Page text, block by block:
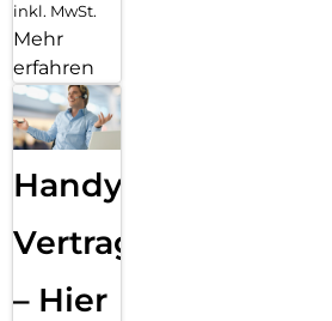
inkl. MwSt.
Mehr
erfahren
Handy
Vertragsabwicklung
– Hier